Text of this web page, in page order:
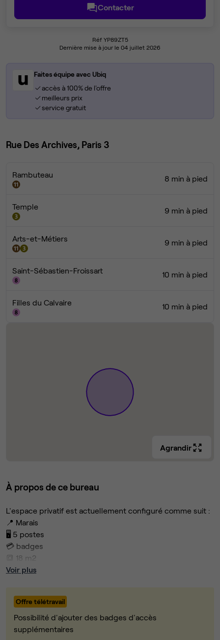
Contacter
Réf YP89ZT5
Dernière mise à jour le 04 juillet 2026
Faites équipe avec Ubiq
accès à 100% de l'offre
meilleurs prix
service gratuit
Rue Des Archives, Paris 3
Rambuteau 8 min à pied
Temple 9 min à pied
Arts-et-Métiers 9 min à pied
Saint-Sébastien-Froissart 10 min à pied
Filles du Calvaire 10 min à pied
Agrandir
À propos de ce bureau
L'espace privatif est actuellement configuré comme suit :
📍 Marais
🖥️ 5 postes
💳 badges
🔳 18 m2
🧷 étage avec ascenseur
💧 Douches
🌱 Jardin végétalisé
😎 Espaces de vie détente
Voir plus
Offre télétravail
Possibilité d'ajouter des badges d'accès
supplémentaires